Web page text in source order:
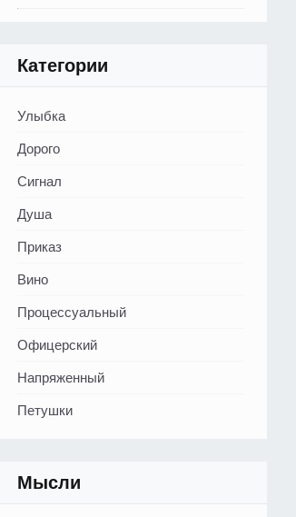
Категории
Улыбка
Дорого
Сигнал
Душа
Приказ
Вино
Процессуальный
Офицерский
Напряженный
Петушки
Мысли